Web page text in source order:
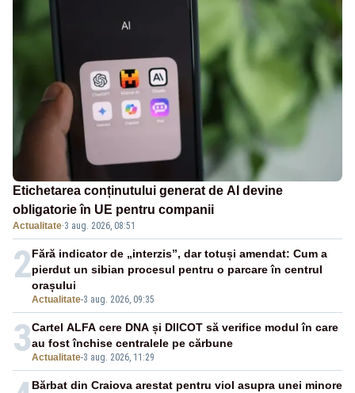
Etichetarea conținutului generat de AI devine
obligatorie în UE pentru companii
Actualitate·3 aug. 2026, 08:51
2
Actualitate-3 aug. 2026, 09:35
Fără indicator de „interzis”, dar totuși amendat: Cum a
pierdut un sibian procesul pentru o parcare în centrul
orașului
3Actualitate-3 aug. 2026, 11:29
Cartel ALFA cere DNA și DIICOT să verifice modul în care
au fost închise centralele pe cărbune
Bărbat din Craiova arestat pentru viol asupra unei minore